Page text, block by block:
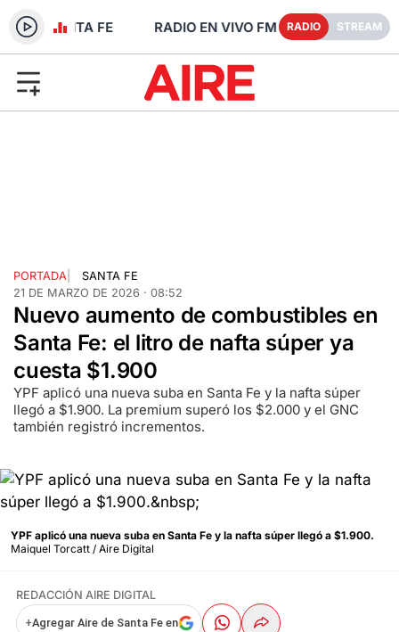
91.1 - SANTA FE RADIO STREAM
PORTADA
SANTA FE
21 DE MARZO DE 2026 · 08:52
Nuevo aumento de combustibles en
Santa Fe: el litro de nafta súper ya
cuesta $1.900
YPF aplicó una nueva suba en Santa Fe y la nafta súper
llegó a $1.900. La premium superó los $2.000 y el GNC
también registró incrementos.
YPF aplicó una nueva suba en Santa Fe y la nafta súper llegó a $1.900.
Maiquel Torcatt / Aire Digital
REDACCIÓN AIRE DIGITAL
+Agregar Aire de Santa Fe en